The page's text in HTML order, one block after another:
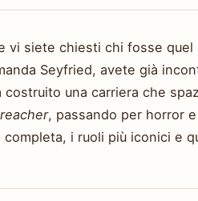
vi siete chiesti chi fosse quel
Seyfried, avete già
costruito una carriera che
, passando per horror
i ruoli più iconici e